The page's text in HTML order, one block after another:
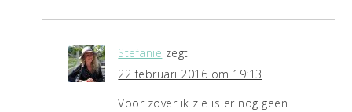
Stefanie zegt
22 februari 2016 om 19:13
Voor zover ik zie is er nog geen